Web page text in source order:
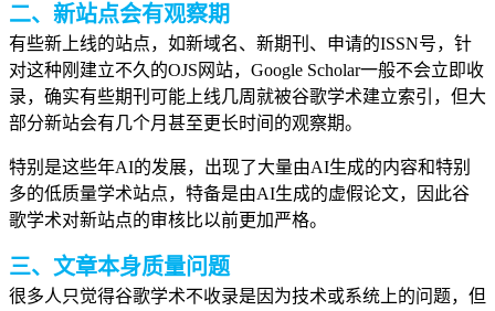
二、新站点会有观察期
有些新上线的站点，如新域名、新期刊、申请的ISSN号，针
对这种刚建立不久的OJS网站，Google Scholar一般不会立即收
录，确实有些期刊可能上线几周就被谷歌学术建立索引，但大
部分新站会有几个月甚至更长时间的观察期。
特别是这些年AI的发展，出现了大量由AI生成的内容和特别
多的低质量学术站点，特备是由AI生成的虚假论文，因此谷
歌学术对新站点的审核比以前更加严格。
三、文章本身质量问题
很多人只觉得谷歌学术不收录是因为技术或系统上的问题，但